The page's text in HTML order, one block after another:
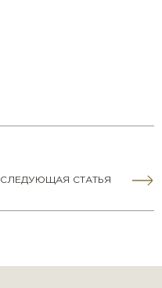
СЛЕДУЮЩАЯ СТАТЬЯ